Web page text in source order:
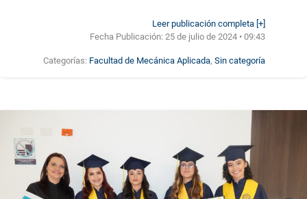
Leer publicación completa [+]
Fecha Publicación:25 de julio de 2024 • 09:43
Categorías: Facultad de Mecánica Aplicada,Sin categoría